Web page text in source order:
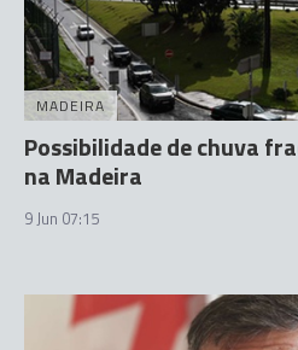
MADEIRA
Possibilidade de chuva
na Madeira
9 Jun 07:15